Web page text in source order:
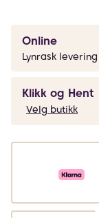
Online
Lynrask
Klikk og Hent
Velg butikk